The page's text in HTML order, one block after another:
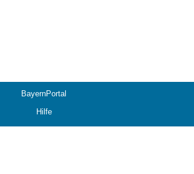
BayernPortal
Hilfe